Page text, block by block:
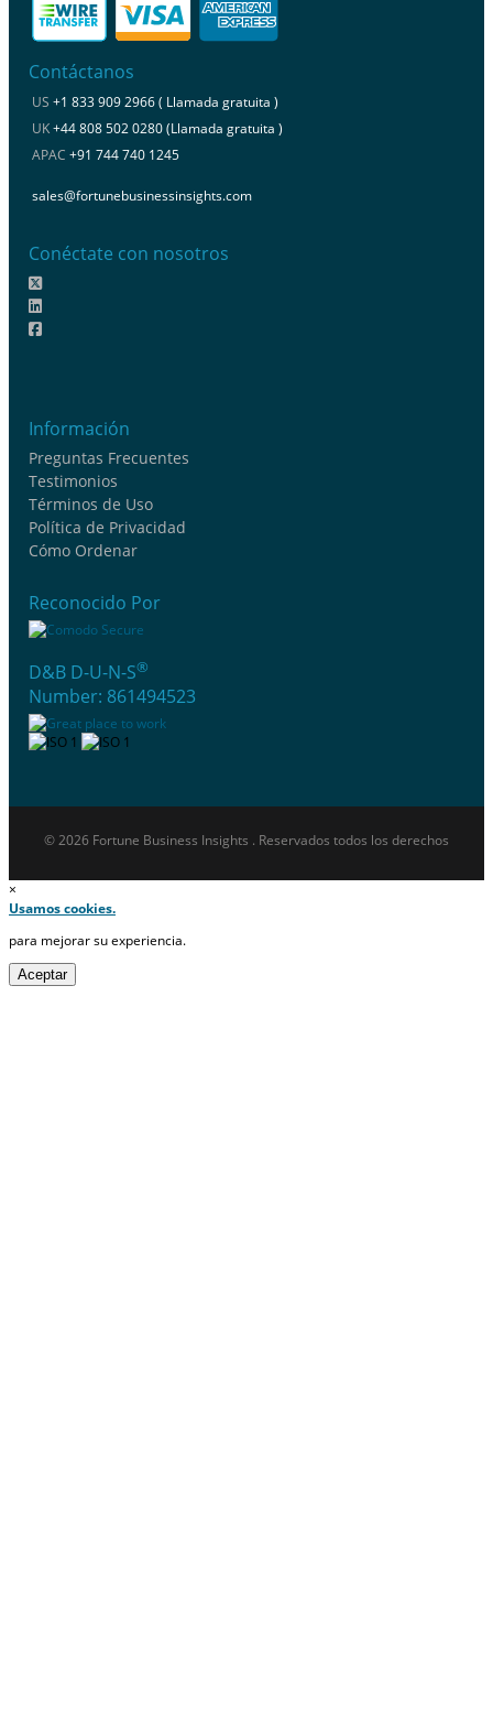
Contáctanos
US +1 833 909 2966 ( Llamada gratuita )
UK+44 808 502 0280 (Llamada gratuita )
APAC +91 744 740 1245
sales@fortunebusinessinsights.com
Conéctate con nosotros
Información
Preguntas Frecuentes
Testimonios
Términos de Uso
Política de Privacidad
Cómo Ordenar
Reconocido Por
D&B D-U-N-S®
Number: 861494523
© 2026 Fortune Business Insights . Reservados todos los derechos
×
Usamos cookies.
para mejorar su experiencia.
Aceptar